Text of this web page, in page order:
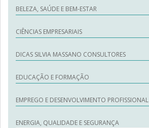
BELEZA, SAÚDE E BEM-ESTAR
CIÊNCIAS EMPRESARIAIS
DICAS SILVIA MASSANO CONSULTORES
EDUCAÇÃO E FORMAÇÃO
EMPREGO E DESENVOLVIMENTO PROFISSIONAL
ENERGIA, QUALIDADE E SEGURANÇA